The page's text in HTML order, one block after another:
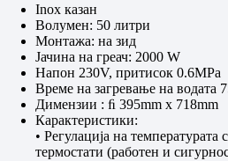
Inox казан
Волумен: 50 литри
Монтажа: на зид
Јачина на греач: 2000 W
Напон 230V, притисок 0.6MPa
Време на загревање на водата
Димензии : ﬁ 395mm x 718mm
Карактеристики:
• Регулација на
термостати (работен и